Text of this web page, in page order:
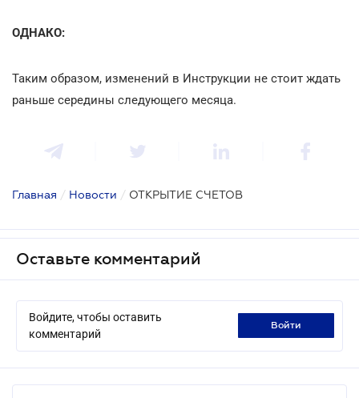
ОДНАКО:
Таким образом, изменений в Инструкции не стоит ждать
раньше середины следующего месяца.
Главная / Новости / ОТКРЫТИЕ СЧЕТОВ
Оставьте комментарий
Войдите, чтобы оставить
комментарий
войти